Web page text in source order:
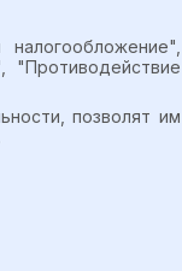
"Противодействие
позволят им